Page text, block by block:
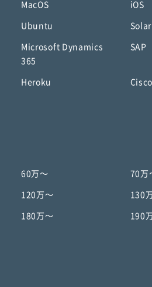
MacOS iOS
Ubuntu
Microsoft Dynamics
365
SAP
Heroku
60万〜 70万
120万〜 130
180万〜 190